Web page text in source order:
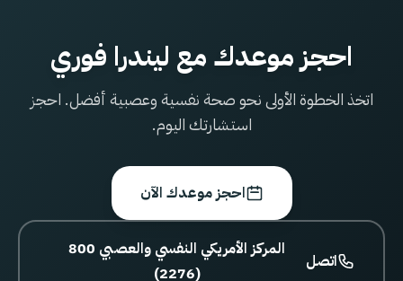
احجز موعدك مع ليندرا فوري
اتخذ الخطوة الأولى نحو صحة نفسية وعصبية أفضل. احجز
استشارتك اليوم.
احجز موعدك الآن
اتصل
800 المركز الأمريكي النفسي والعصبي
(2276)